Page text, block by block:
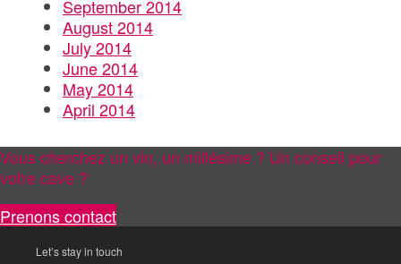
September 2014
August 2014
July 2014
June 2014
May 2014
April 2014
Vous cherchez un vin, un millésime ? Un conseil pour
votre cave ?
Prenons contact
Let’s stay in touch